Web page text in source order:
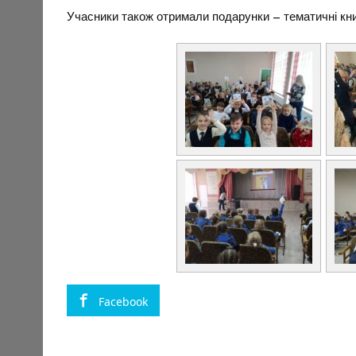
Учасники також отримали подарунки – тематичні
Facebook